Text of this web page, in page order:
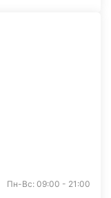
Пн-Вс: 09:00 - 21:00